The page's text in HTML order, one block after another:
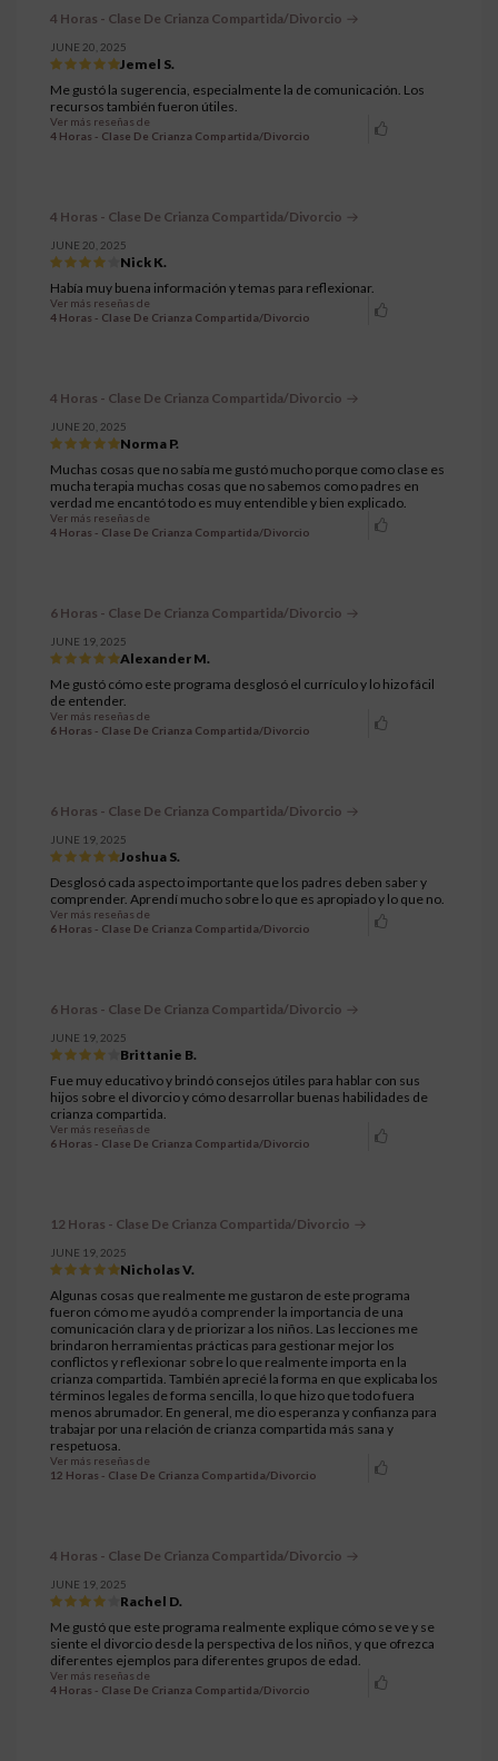
4 Horas - Clase De Crianza Compartida/Divorcio
JUNE 20, 2025
Jemel S.
Me gustó la sugerencia, especialmente la de comunicación. Los
recursos también fueron útiles.
Ver más reseñas de
4 Horas - Clase De Crianza Compartida/Divorcio
4 Horas - Clase De Crianza Compartida/Divorcio
JUNE 20, 2025
Nick K.
Había muy buena información y temas para reflexionar.
Ver más reseñas de
4 Horas - Clase De Crianza Compartida/Divorcio
4 Horas - Clase De Crianza Compartida/Divorcio
JUNE 20, 2025
Norma P.
Muchas cosas que no sabía me gustó mucho porque como clase es
mucha terapia muchas cosas que no sabemos como padres en
verdad me encantó todo es muy entendible y bien explicado.
Ver más reseñas de
4 Horas - Clase De Crianza Compartida/Divorcio
6 Horas - Clase De Crianza Compartida/Divorcio
JUNE 19, 2025
Alexander M.
Me gustó cómo este programa desglosó el currículo y lo hizo fácil
de entender.
Ver más reseñas de
6 Horas - Clase De Crianza Compartida/Divorcio
6 Horas - Clase De Crianza Compartida/Divorcio
JUNE 19, 2025
Joshua S.
Desglosó cada aspecto importante que los padres deben saber y
comprender. Aprendí mucho sobre lo que es apropiado y lo que no.
Ver más reseñas de
6 Horas - Clase De Crianza Compartida/Divorcio
6 Horas - Clase De Crianza Compartida/Divorcio
JUNE 19, 2025
Brittanie B.
Fue muy educativo y brindó consejos útiles para hablar con sus
hijos sobre el divorcio y cómo desarrollar buenas habilidades de
crianza compartida.
Ver más reseñas de
6 Horas - Clase De Crianza Compartida/Divorcio
12 Horas - Clase De Crianza Compartida/Divorcio
JUNE 19, 2025
Nicholas V.
Algunas cosas que realmente me gustaron de este programa
fueron cómo me ayudó a comprender la importancia de una
comunicación clara y de priorizar a los niños. Las lecciones me
brindaron herramientas prácticas para gestionar mejor los
conflictos y reflexionar sobre lo que realmente importa en la
crianza compartida. También aprecié la forma en que explicaba los
términos legales de forma sencilla, lo que hizo que todo fuera
menos abrumador. En general, me dio esperanza y confianza para
trabajar por una relación de crianza compartida más sana y
respetuosa.
Ver más reseñas de
12 Horas - Clase De Crianza Compartida/Divorcio
4 Horas - Clase De Crianza Compartida/Divorcio
JUNE 19, 2025
Rachel D.
Me gustó que este programa realmente explique cómo se ve y se
siente el divorcio desde la perspectiva de los niños, y que ofrezca
diferentes ejemplos para diferentes grupos de edad.
Ver más reseñas de
4 Horas - Clase De Crianza Compartida/Divorcio